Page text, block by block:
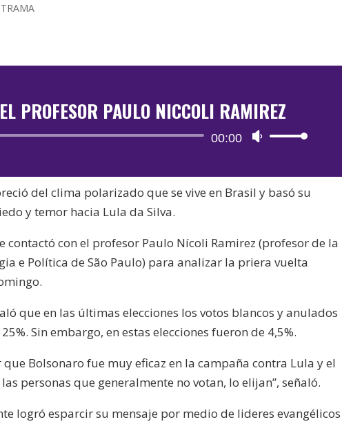
PROFESOR PAULO NICCOLI RAMIREZ
Reproductor
audio
00:00
Utiliza
teclas
de
para
disminuir
el
del clima polarizado que se vive en Brasil y basó su
y temor hacia Lula da Silva.
contactó con el profesor Paulo Nícoli Ramirez (profesor de la
e Política de São Paulo) para analizar la priera vuelta
que en las últimas elecciones los votos blancos y anulados
Sin embargo, en estas elecciones fueron de 4,5%.
que Bolsonaro fue muy eficaz en la campaña contra Lula y el
personas que generalmente no votan, lo elijan”, señaló.
logró esparcir su mensaje por medio de lideres evangélicos